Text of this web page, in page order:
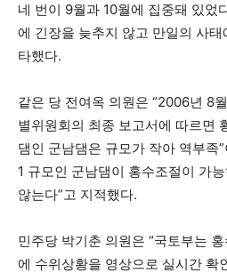
네 번이 9월과 10월에 집중돼 있었
에 긴장을 늦추지 않고 만일의 사태
타했다.
같은 당 전여옥 의원은 “2006년 8
별위원회의 최종 보고서에 따르면
댐인 군남댐은 규모가 작아 역부족
1 규모인 군남댐이 홍수조절이 가
않는다”고 지적했다.
민주당 박기춘 의원은 “국토부는
에 수위상황을 영상으로 실시간 확